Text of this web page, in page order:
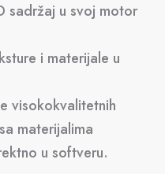
sadržaj u svoj motor
i materijale u
visokokvalitetnih
materijalima
u softveru.